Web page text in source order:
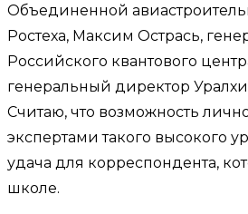
Объединенной
Ростеха, Максим Острась,
Российского квантового
генеральный директор
Считаю, что возможность
экспертами такого высокого
удача для корреспондента,
школе.